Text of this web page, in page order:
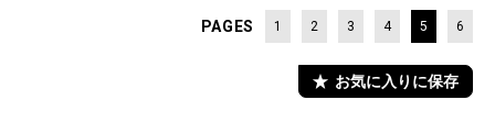
PAGES 1 2 3 4 5 6
お気に入りに保存